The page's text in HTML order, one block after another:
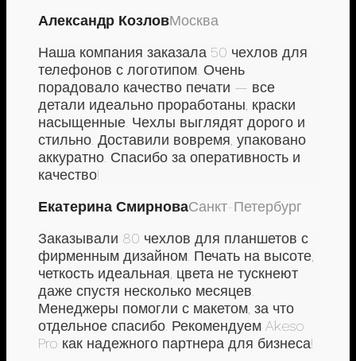
Александр КозловМосква
Наша компания заказала 50 чехлов для
телефонов с логотипом. Очень
порадовало качество печати — все
детали идеально проработаны, краски
насыщенные. Чехлы выглядят дорого и
стильно. Доставили вовремя, упаковано
аккуратно. Спасибо за оперативность и
качество!
Екатерина СмирноваСанкт-Петербург
Заказывали 80 чехлов для планшетов с
фирменным дизайном. Печать на высоте,
четкость идеальная, цвета не тускнеют
даже спустя несколько месяцев.
Менеджеры помогли с макетом, за что
отдельное спасибо. Рекомендуем Akeso
Pro как надежного партнера для бизнеса!